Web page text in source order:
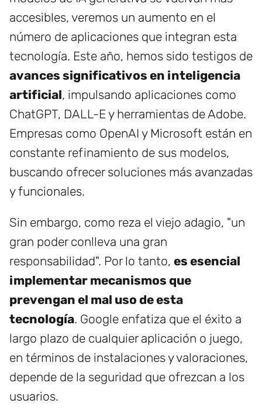
accesibles, veremos un aumento en el
número de aplicaciones que integran esta
tecnología. Este año, hemos sido testigos de
avances significativos en inteligencia
artificial, impulsando aplicaciones como
ChatGPT, DALL-E y herramientas de Adobe.
Empresas como OpenAI y Microsoft están en
constante refinamiento de sus modelos,
buscando ofrecer soluciones más avanzadas
y funcionales.
Sin embargo, como reza el viejo adagio, "un
gran poder conlleva una gran
responsabilidad". Por lo tanto, es esencial
implementar mecanismos que
prevengan el mal uso de esta
tecnología. Google enfatiza que el éxito a
largo plazo de cualquier aplicación o juego,
en términos de instalaciones y valoraciones,
depende de la seguridad que ofrezcan a los
usuarios.